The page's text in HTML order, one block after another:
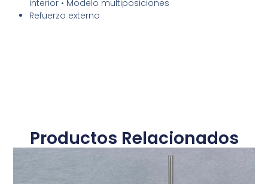
interior • Modelo multiposiciones
Refuerzo externo
Productos Relacionados